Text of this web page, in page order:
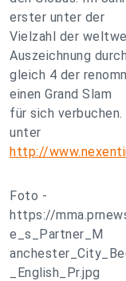
erster unter der
Vielzahl der
Auszeichnung durch
gleich 4 der
einen Grand Slam
für sich
unter
http://
Foto -
https://
e_s_Partner_M
_English_Pr.jpg